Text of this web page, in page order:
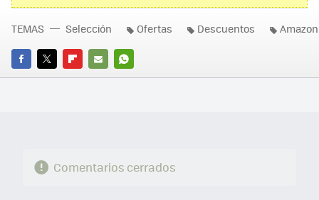
FACEBOOK
TWITTERFLIPBOARD
E-
WHATSAPP
TEMAS Selección Ofertas Descuentos
Comentarios cerrados